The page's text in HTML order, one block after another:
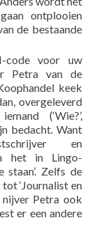
ontplooien
de bestaande
code voor uw
Petra van de
keek
overgeleverd
(‘Wie?’,
bedacht. Want
en
het in Lingo-
Zelfs de
‘Journalist en
nijver Petra ook
er een andere